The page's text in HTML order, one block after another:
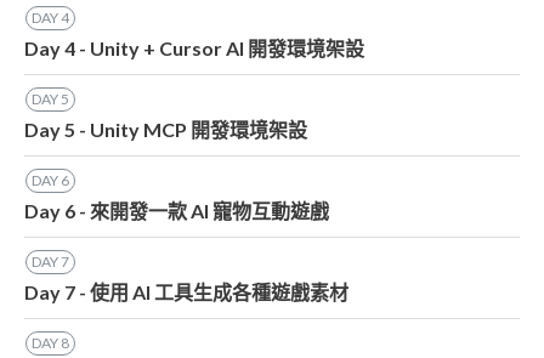
DAY4
Day 4 - Unity + Cursor AI 開發環境架設
DAY5
Day 5 - Unity MCP 開發環境架設
DAY 6
Day 6 - 來開發一款 AI 寵物互動遊戲
DAY7
Day 7 - 使用 AI 工具生成各種遊戲素材
DAY 8